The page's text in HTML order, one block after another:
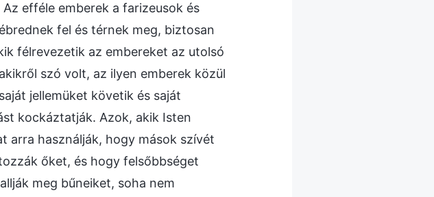
efféle emberek a farizeusok és
fel és térnek meg, biztosan
félrevezetik az embereket az utolsó
szó volt, az ilyen emberek közül
jellemüket követik és saját
kockáztatják. Azok, akik Isten
arra használják, hogy mások szívét
őket, és hogy felsőbbséget
meg bűneiket, soha nem